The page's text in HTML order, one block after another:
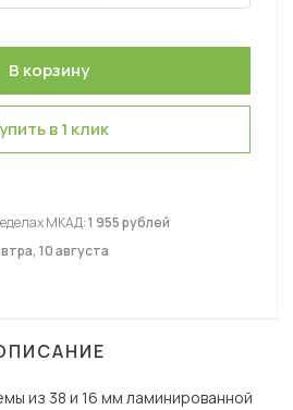
в 1 клик
МКАД:1 955 рублей
10 августа
из 38 и 16 мм ламинированной